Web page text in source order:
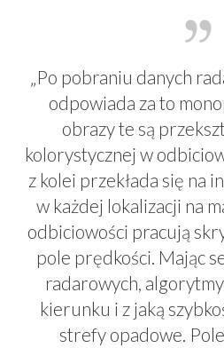
„Po pobraniu danych
odpowiada za to
obrazy te są
kolorystycznej w
z kolei przekłada się na
w każdej lokalizacji na
odbiciowości pracują
pole prędkości. Mając
radarowych,
kierunku i z jaką
strefy opadowe.